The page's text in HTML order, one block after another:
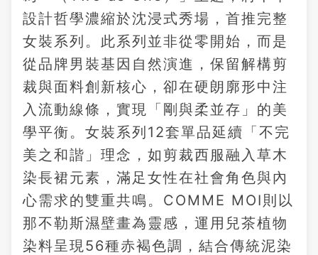
設計哲學濃縮於沈浸式秀場，首推完整
女裝系列。此系列並非從零開始，而是
從品牌男裝基因自然演進，保留解構剪
裁與面料創新核心，卻在硬朗廓形中注
入流動線條，實現「剛與柔並存」的美
學平衡。女裝系列12套單品延續「不完
美之和諧」理念，如剪裁西服融入草木
染長裙元素，滿足女性在社會角色與內
心需求的雙重共鳴。COMME MOI則以
那不勒斯濕壁畫為靈感，運用兒茶植物
染料呈現56種赤褐色調，結合傳統泥染